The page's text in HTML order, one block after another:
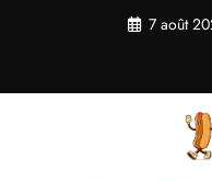
7 août